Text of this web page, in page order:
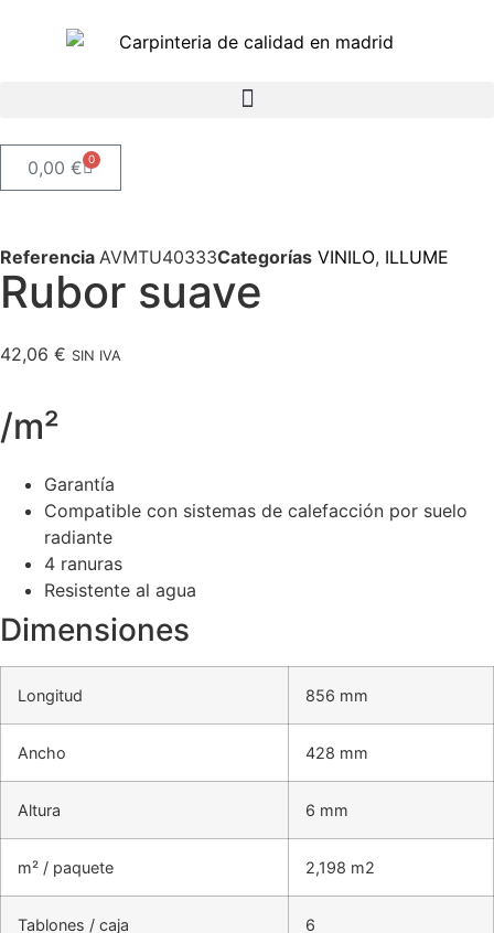
0,00 € 0
Referencia AVMTU40333Categorías VINILO, ILLUME
Rubor suave
42,06 € SIN IVA
/m²
Garantía
Compatible con sistemas de calefacción por suelo
radiante
4 ranuras
Resistente al agua
Dimensiones
Longitud 856 mm
Ancho 428 mm
Altura 6 mm
m² / paquete 2,198 m2
Tablones / caja 6